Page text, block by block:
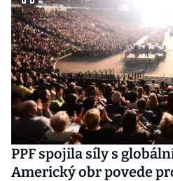
PPF spojila síly s
Americký obr povede